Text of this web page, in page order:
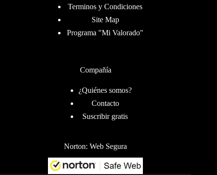
Terminos y Condiciones
Site Map
Programa "Mi Valorado"
Compañía
¿Quiénes somos?
Contacto
Suscribir gratis
Norton: Web Segura